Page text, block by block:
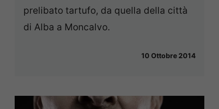
prelibato tartufo, da quella della città
di Alba a Moncalvo.
10 Ottobre 2014